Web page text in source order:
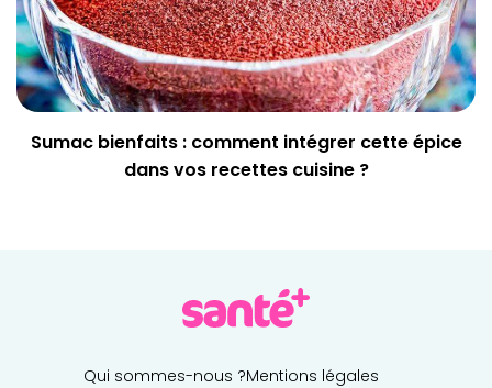
Sumac bienfaits : comment intégrer cette épice
dans vos recettes cuisine ?
Qui sommes-nous ?Mentions légales